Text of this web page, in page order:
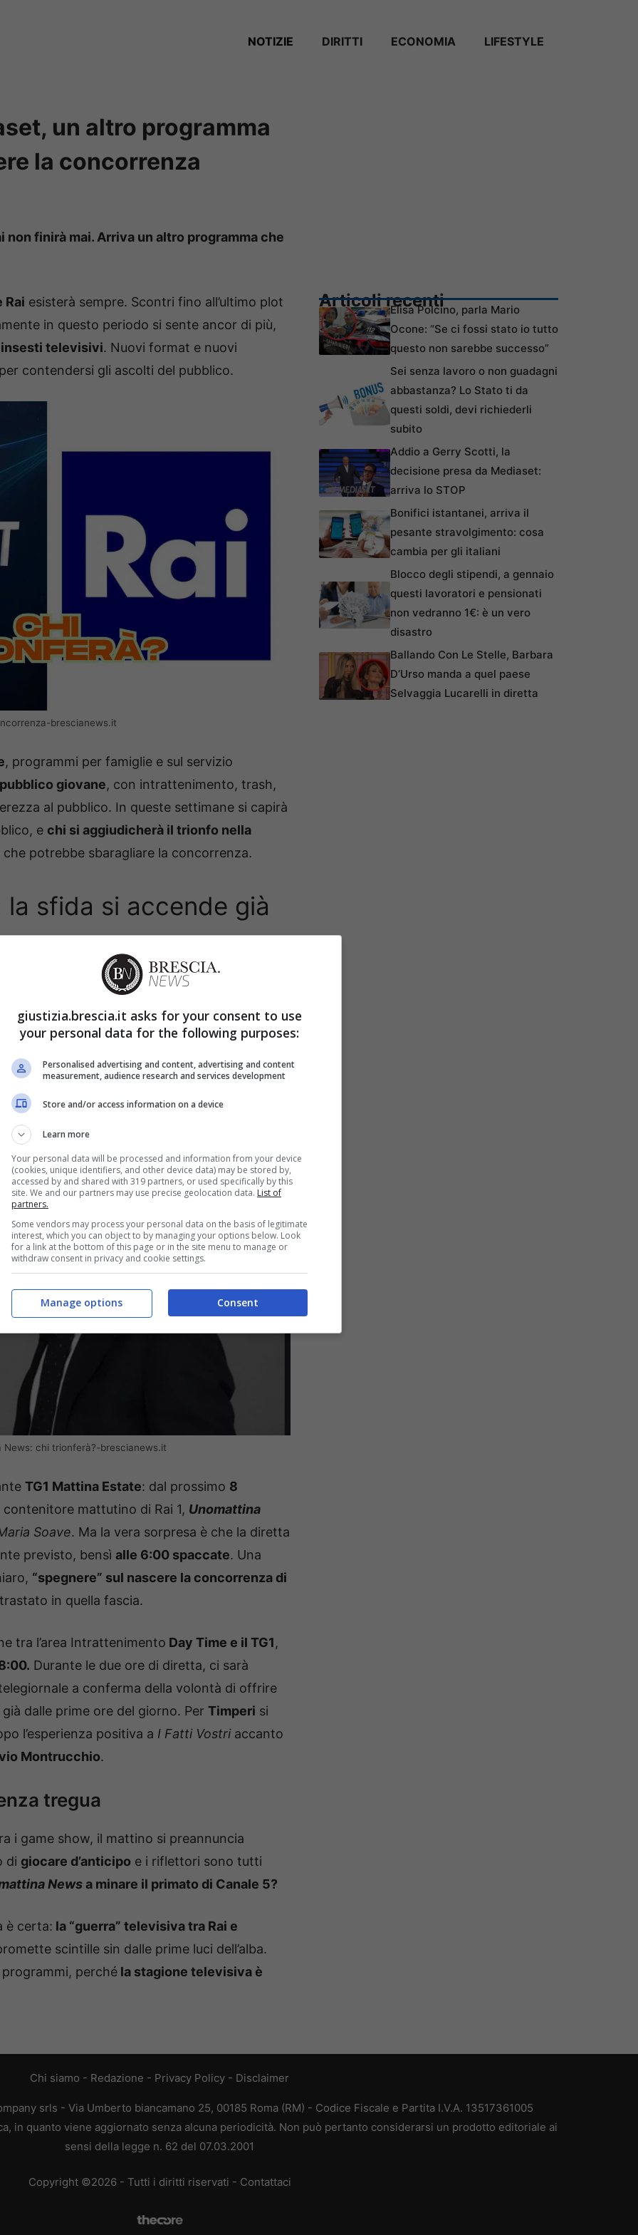
NOTIZIE DIRITTI ECONOMIA LIFESTYLE
un altro programma
la concorrenza
finirà mai. Arriva un altro programma che
Rai esisterà sempre. Scontri fino all’ultimo plot
in questo periodo si sente ancor di più,
televisivi. Nuovi format e nuovi
contendersi gli ascolti del pubblico.
brescianews.it
, programmi per famiglie e sul servizio
giovane, con intrattenimento, trash,
al pubblico. In queste settimane si capirà
e chi si aggiudicherà il trionfo nella
potrebbe sbaragliare la concorrenza.
sfida si accende già
e già
lo fanno all’alba. Dopo i successi
Fortuna
, la tv di Stato ha deciso di non restare a
sul fronte del mattino.
News: chi trionferà?-brescianews.it
TG1 Mattina Estate: dal prossimo 8
mattutino di Rai 1, Unomattina
Soave. Ma la vera sorpresa è che la diretta
previsto, bensì alle 6:00 spaccate. Una
“spegnere” sul nascere la concorrenza di
in quella fascia.
tra l’area Intrattenimento Day Time e il TG1,
Durante le due ore di diretta, ci sarà
a conferma della volontà di offrire
dalle prime ore del giorno. Per Timperi si
l’esperienza positiva a I Fatti Vostriaccanto
Montrucchio.
tregua
i game show, il mattino si preannuncia
di giocare d’anticipo e i riflettori sono tutti
Newsa minare il primato di Canale 5?
è certa: la “guerra” televisiva tra Rai e
scintille sin dalle prime luci dell’alba.
perché la stagione televisiva è
Articoli recentiElisa Polcino, parla Mario
Ocone: “Se ci fossi stato io tutto
questo non sarebbe successo”
Sei senza lavoro o non guadagni
abbastanza? Lo Stato ti da
questi soldi, devi richiederli
subito
Addio a Gerry Scotti, la
decisione presa da Mediaset:
arriva lo STOP
Bonifici istantanei, arriva il
pesante stravolgimento: cosa
cambia per gli italiani
Blocco degli stipendi, a gennaio
questi lavoratori e pensionati
non vedranno 1€: è un vero
disastro
Ballando Con Le Stelle, Barbara
D’Urso manda a quel paese
Selvaggia Lucarelli in diretta
Chi siamo - Redazione - Privacy Policy - Disclaimer
srls - Via Umberto biancamano 25, 00185 Roma (RM) - Codice Fiscale e Partita I.V.A. 13517361005
in quanto viene aggiornato senza alcuna periodicità. Non può pertanto considerarsi un prodotto editoriale ai
sensi della legge n. 62 del 07.03.2001
Copyright ©2026 - Tutti i diritti riservati - Contattaci
giustizia.brescia.it asks for your consent to use
your personal data for the following purposes:
Personalised advertising and content, advertising and content
measurement, audience research and services development
Store and/or access information on a device
Learn more
Your personal data will be processed and information from your device
(cookies, unique identifiers, and other device data) may be stored by,
accessed by and shared with 319 partners, or used specifically by this
site. We and our partners may use precise geolocation data. List of
partners.
Some vendors may process your personal data on the basis of legitimate
interest, which you can object to by managing your options below. Look
for a link at the bottom of this page or in the site menu to manage or
withdraw consent in privacy and cookie settings.
Consent
Manage options